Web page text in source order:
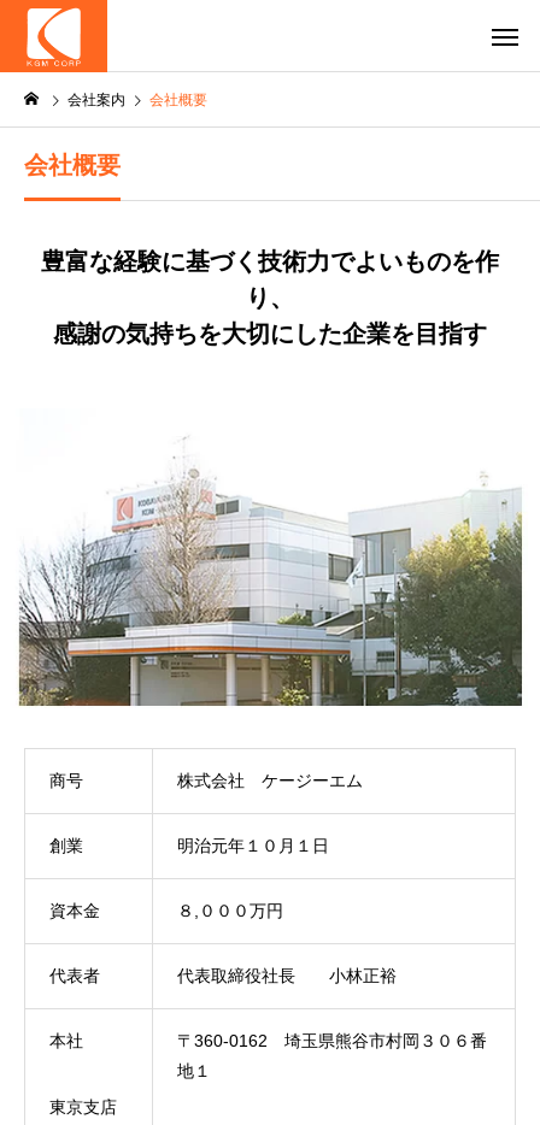
会社案内 会社概要
会社概要
豊富な経験に基づく技術力でよいものを作
り、
感謝の気持ちを大切にした企業を目指す
商号 株式会社 ケージーエム
創業 明治元年１０月１日
資本金 ８,０００万円
代表者 代表取締役社長 小林正裕
本社
東京支店
〒360-0162 埼玉県熊谷市村岡３０６番
地１